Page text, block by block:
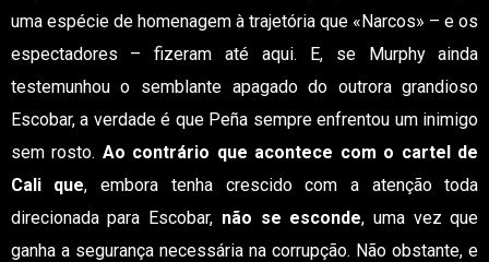
uma espécie de homenagem à trajetória que «Narcos» – e os
espectadores – fizeram até aqui. E, se Murphy ainda
testemunhou o semblante apagado do outrora grandioso
Escobar, a verdade é que Peña sempre enfrentou um inimigo
sem rosto. Ao contrário que acontece com o cartel de
Cali que, embora tenha crescido com a atenção toda
direcionada para Escobar, não se esconde, uma vez que
ganha a segurança necessária na corrupção. Não obstante, e